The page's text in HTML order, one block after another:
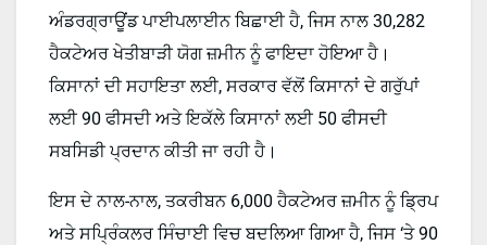
ਅੰਡਰਗ੍ਰਾਊਂਡ ਪਾਈਪਲਾਈਨ ਬਿਛਾਈ ਹੈ, ਜਿਸ ਨਾਲ 30,282
ਹੈਕਟੇਅਰ ਖੇਤੀਬਾੜੀ ਯੋਗ ਜ਼ਮੀਨ ਨੂੰ ਫਾਇਦਾ ਹੋਇਆ ਹੈ।
ਕਿਸਾਨਾਂ ਦੀ ਸਹਾਇਤਾ ਲਈ, ਸਰਕਾਰ ਵੱਲੋਂ ਕਿਸਾਨਾਂ ਦੇ ਗਰੁੱਪਾਂ
ਲਈ 90 ਫੀਸਦੀ ਅਤੇ ਇਕੱਲੇ ਕਿਸਾਨਾਂ ਲਈ 50 ਫੀਸਦੀ
ਸਬਸਿਡੀ ਪ੍ਰਦਾਨ ਕੀਤੀ ਜਾ ਰਹੀ ਹੈ।
ਇਸ ਦੇ ਨਾਲ-ਨਾਲ, ਤਕਰੀਬਨ 6,000 ਹੈਕਟੇਅਰ ਜ਼ਮੀਨ ਨੂੰ ਡ੍ਰਿਪ
ਅਤੇ ਸਪ੍ਰਿੰਕਲਰ ਸਿੰਚਾਈ ਵਿਚ ਬਦਲਿਆ ਗਿਆ ਹੈ, ਜਿਸ ‘ਤੇ 90